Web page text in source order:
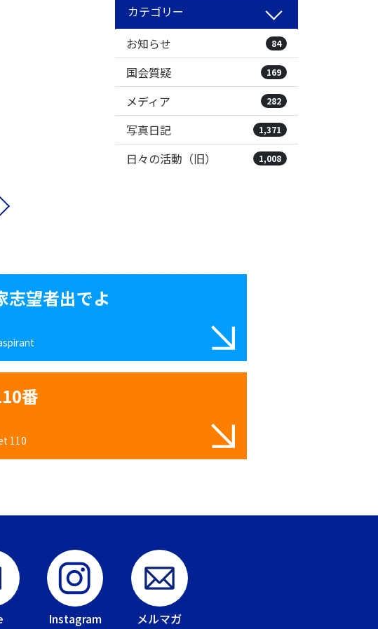
カテゴリー
お知らせ
84
国会質疑 169
メディア 282
写真日記 1,371
日々の活動（旧） 1,008
志望者出でよ
番
110
Instagram メルマガ